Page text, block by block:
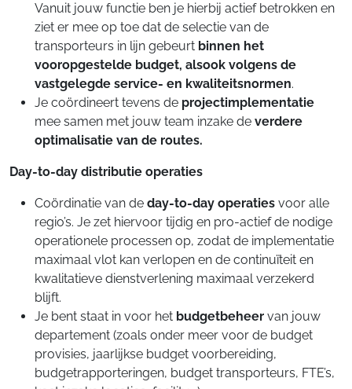
Vanuit jouw functie ben je hierbij actief betrokken en
ziet er mee op toe dat de selectie van de
transporteurs in lijn gebeurt binnen het
vooropgestelde budget, alsook volgens de
vastgelegde service- en kwaliteitsnormen.
Je coördineert tevens de projectimplementatie
mee samen met jouw team inzake de verdere
optimalisatie van de routes.
Day-to-day distributie operaties
Coördinatie van de day-to-day operaties voor alle
regio’s. Je zet hiervoor tijdig en pro-actief de nodige
operationele processen op, zodat de implementatie
maximaal vlot kan verlopen en de continuïteit en
kwalitatieve dienstverlening maximaal verzekerd
blijft.
Je bent staat in voor het budgetbeheer van jouw
departement (zoals onder meer voor de budget
provisies, jaarlijkse budget voorbereiding,
budgetrapporteringen, budget transporteurs, FTE’s,